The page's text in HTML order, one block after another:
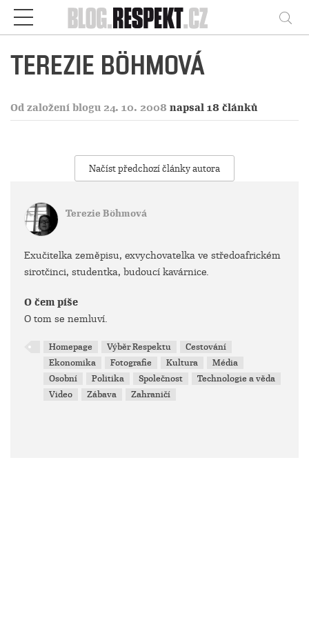
Respekt
TEREZIE BÖHMOVÁ
Od založení blogu 24. 10. 2008 napsal 18 článků
Načíst předchozí články autora
Terezie Böhmová
Exučitelka zeměpisu, exvychovatelka ve středoafrickém
sirotčinci, studentka, budoucí kavárnice.
O čem píše
O tom se nemluví.
Homepage Výběr Respektu
Cestování
Ekonomika
Fotografie Kultura
Média
Osobní
Politika Společnost
Technologie a věda
Video
Zábava Zahraničí